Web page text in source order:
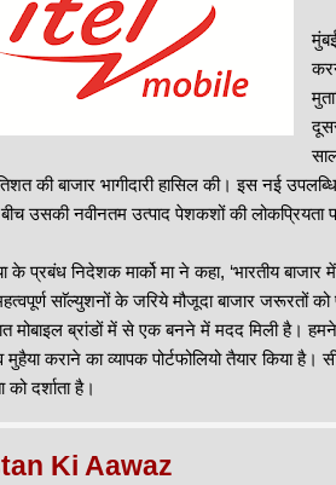
की बाजार भागीदारी हासिल की। इस नई
उसकी नवीनतम उत्पाद पेशकशों की लोकप्रियता
के प्रबंध निदेशक मार्को मा ने कहा, ‘भारतीय
साॅल्युशनों के जरिये मौजूदा बाजार जरूरतों
मोबाइल ब्रांडों में से एक बनने में मदद मिली है।
कराने का व्यापक पोर्टफोलियो तैयार किया
को दर्शाता है।
Ki Aawaz